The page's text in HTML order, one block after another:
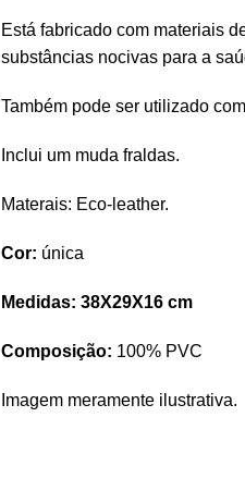
Está fabricado com materiais
substâncias nocivas para a
Também pode ser utilizado
Inclui um muda fraldas.
Materais: Eco-leather.
Cor: única
Medidas: 38X29X16 cm
Composição: 100% PVC
Imagem meramente ilustrativa.